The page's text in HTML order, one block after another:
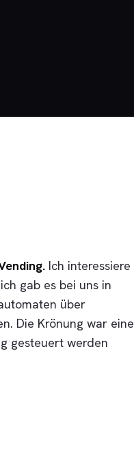
Ich interessiere
gab es bei uns in
über
Die Krönung war eine
gesteuert werden